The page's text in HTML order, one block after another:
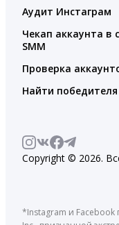
Аудит Инстаграм
Чекап аккаунта в
SMM
Проверка
Найти
Copyright © 2026.
*Instagram и